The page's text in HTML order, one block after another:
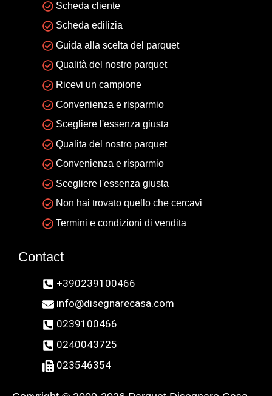
Scheda cliente
Scheda edilizia
Guida alla scelta del parquet
Qualità del nostro parquet
Ricevi un campione
Convenienza e risparmio
Scegliere l'essenza giusta
Qualita del nostro parquet
Convenienza e risparmio
Scegliere l'essenza giusta
Non hai trovato quello che cercavi
Termini e condizioni di vendita
Contact
+390239100466
info@disegnarecasa.com
0239100466
0240043725
023546354